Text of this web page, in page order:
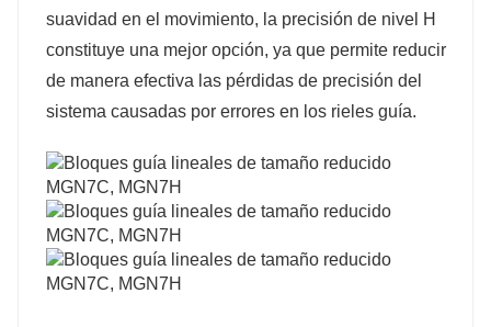
suavidad en el movimiento, la precisión de nivel H
constituye una mejor opción, ya que permite reducir
de manera efectiva las pérdidas de precisión del
sistema causadas por errores en los rieles guía.